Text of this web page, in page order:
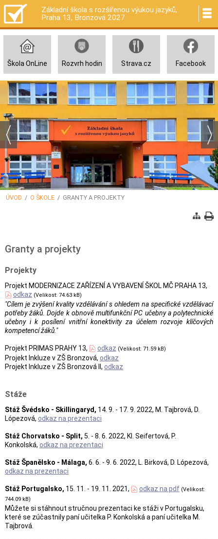
Škola OnLine Rozvrh hodin Strava.cz Facebook
Základní škola s rozšířenou výukou jazyků,
Praha 13, Bronzová 2027
ÚVOD / O ŠKOLE / GRANTY A PROJEKTY
Granty a projekty
Projekty
Projekt MODERNIZACE ZAŘÍZENÍ A VYBAVENÍ ŠKOL MČ PRAHA 13,
odkaz (Velikost: 74.63 kB)
"Cílem je zvýšení kvality vzdělávání s ohledem na specifické vzdělávací
potřeby žáků. Dojde k obnově multifunkční PC učebny a polytechnické
učebny i k posílení vnitřní konektivity za účelem rozvoje klíčových
kompetencí žáků."
Projekt PRIMAS PRAHY 13, odkaz (Velikost: 71.59 kB)
Projekt Inkluze v ZŠ Bronzová, odkaz
Projekt Inkluze v ZŠ Bronzová II, odkaz
Stáže
Stáž Švédsko - Skillingaryd, 14. 9. - 17. 9. 2022, M. Tajbrová, D.
Lópezová, odkaz na prezentaci
Stáž Chorvatsko - Split, 5. - 8. 6. 2022, Kl. Seifertová, P.
Konkolská, odkaz na prezentaci
Stáž Španělsko - Málaga, 6. 6. - 9. 6. 2022, L. Birková, D. Lópezová,
odkaz na prezentaci
Stáž Portugalsko, 15. 11. - 19. 11. 2021, odkaz na pdf (Velikost:
744.09 kB)
Můžete si stáhnout stručnou prezentaci ke stáži v Portugalsku,
které se zúčastnily paní učitelka P. Konkolská a paní učitelka M.
Tajbrová.